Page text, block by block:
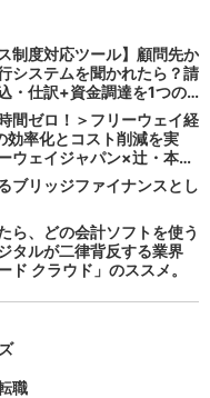
制度対応ツール】顧問先か
システムを聞かれたら？請
・仕訳+資金調達を1つの
「請求QUICK」の魅力に迫
間ゼロ！＞フリーウェイ経
効率化とコスト削減を実
ウェイジャパン×辻・本郷
便事業部）】
ブリッジファイナンスとし
ら、どの会計ソフトを使う
タルが二律背反する業界
ド クラウド」のススメ。
職